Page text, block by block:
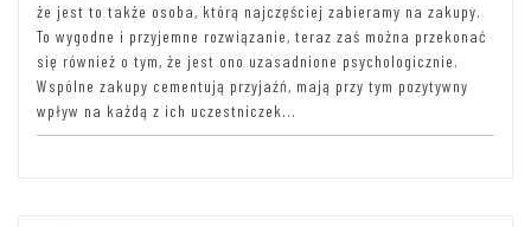
że jest to także osoba, którą najczęściej zabieramy na zakupy.
To wygodne i przyjemne rozwiązanie, teraz zaś można przekonać
się również o tym, że jest ono uzasadnione psychologicznie.
Wspólne zakupy cementują przyjaźń, mają przy tym pozytywny
wpływ na każdą z ich uczestniczek...